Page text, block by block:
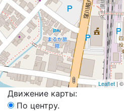
Leaflet | ©
Движение карты:
По центру.